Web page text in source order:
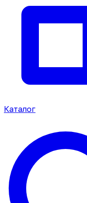
Каталог